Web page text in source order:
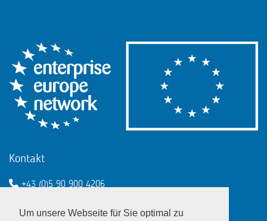
Um unsere Webseite für Sie optimal zu
Kontakt
+43 (0)5 90 900 4206